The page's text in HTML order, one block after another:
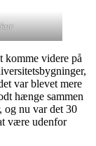
komme videre på
var blevet mere
hænge sammen
og nu var det 30
være udenfor